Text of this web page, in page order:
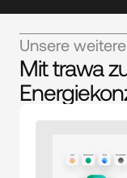
Unsere
Mit trawa